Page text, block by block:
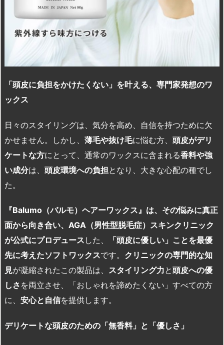
「頭皮に負担をかけたくない」を叶える、専門家発想のワ
ックス
日々のスタイリングは、気分を高め、自信を持つために欠
かせません。しかし、 薄毛や抜け毛に悩む方、 頭皮がデリ
ケートな方にとって、通常のワックスに含まれる香料や強
い成分は、 頭皮環境への負担となり、大きな心配の種でし
た。
『Balumo （バルモ）ヘアーワックス』は、その悩みに真正
面から向き合い、AGA （男性型脱毛症）スキンクリニック
が公式にプロデュース した、
「頭皮に優しい」ことを最優
先に考えたソフトワックスです。 クリニックの専門的な知
見が凝縮されたこの製品は、 スタイリング力と頭皮への優
しさ を両立させ、「おしゃれを諦めたくない」すべての方
に、 安心と自信を提供します。
デリケートな頭皮のための「無香料」と「優しさ」